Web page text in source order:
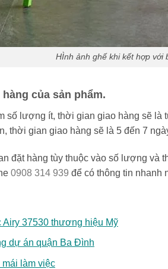
HÌnh ảnh ghế khi kết hợp với
của sản phẩm.
số lượng ít, thời gian giao hàng sẽ là
thời gian giao hàng sẽ là 5 đến 7
đặt hàng tùy thuộc vào số lượng và
0908 314 939 để có thông tin nhanh
Airy 37530 thương hiệu Mỹ
dự án quận Ba Đình
làm việc